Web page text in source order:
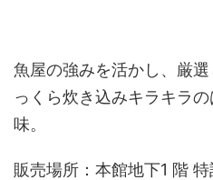
魚屋の強みを活かし、厳
っくら炊き込みキラキラ
味。
販売場所：本館地下1 階